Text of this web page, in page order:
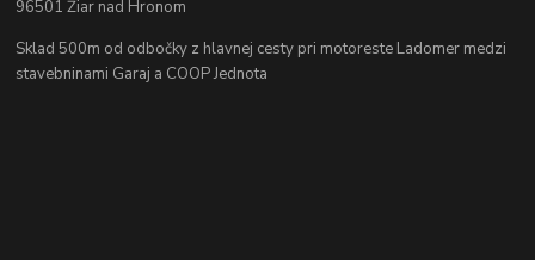
96501 Žiar nad Hronom
Sklad 500m od odbočky z hlavnej cesty pri motoreste Ladomer medzi
stavebninami Garaj a COOP Jednota